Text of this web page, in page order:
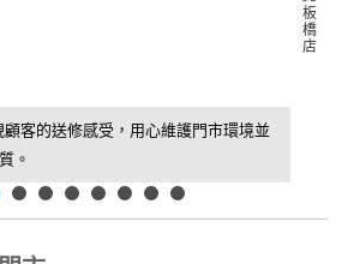
顧客的送修感受，用心維護門市環境並
。
板
橋
店